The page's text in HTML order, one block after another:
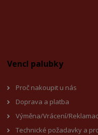
Vencl palubky
Proč nakoupit u nás
Doprava a platba
Výměna/Vrácení/
Technické požadavky a